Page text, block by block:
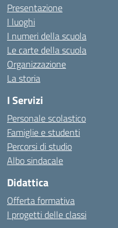
Presentazione
I luoghi
I numeri della scuola
Le carte della scuola
Organizzazione
La storia
I Servizi
Personale scolastico
Famiglie e studenti
Percorsi di studio
Albo sindacale
Didattica
Offerta formativa
I progetti delle classi